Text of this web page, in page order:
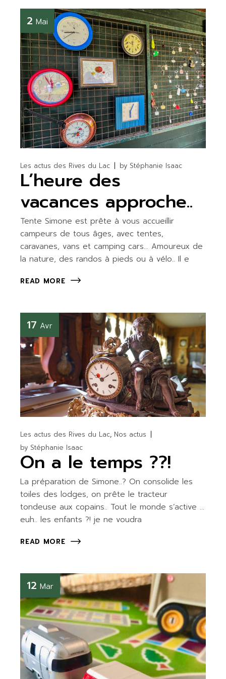
2 Mai
Les actus des Rives du Lac by Stéphanie Isaac
L’heure des
vacances approche..
Tente Simone est prête à vous accueillir
campeurs de tous âges, avec tentes,
caravanes, vans et camping cars… Amoureux de
la nature, des randos à pieds ou à vélo.. Il e
READ MORE
17 Avr
Les actus des Rives du Lac Nos actus
by Stéphanie Isaac
On a le temps ??!
La préparation de Simone..? On consolide les
toiles des lodges, on prête le tracteur
tondeuse aux copains.. Tout le monde s’active …
euh.. les enfants ?! je ne voudra
READ MORE
12 Mar